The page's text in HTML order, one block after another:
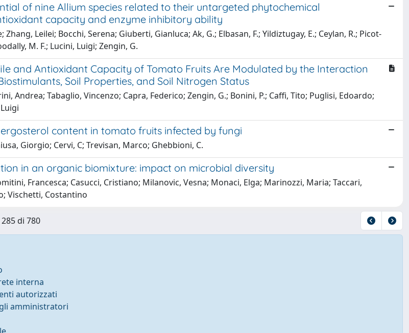
of nine Allium species related to their untargeted phytochemical
capacity and enzyme inhibitory ability
Leilei; Bocchi, Serena; Giuberti, Gianluca; Ak, G.; Elbasan, F.; Yildiztugay, E.; Ceylan, R.; Picot-
M. F.; Lucini, Luigi; Zengin, G.
and Antioxidant Capacity of Tomato Fruits Are Modulated by the Interaction
Soil Properties, and Soil Nitrogen Status
Andrea; Tabaglio, Vincenzo; Capra, Federico; Zengin, G.; Bonini, P.; Caffi, Tito; Puglisi, Edoardo;
content in tomato fruits infected by fungi
Giorgio; Cervi, C; Trevisan, Marco; Ghebbioni, C.
in an organic biomixture: impact on microbial diversity
Francesca; Casucci, Cristiano; Milanovic, Vesna; Monaci, Elga; Marinozzi, Maria; Taccari,
Vischetti, Costantino
di 780
interna
autorizzati
amministratori